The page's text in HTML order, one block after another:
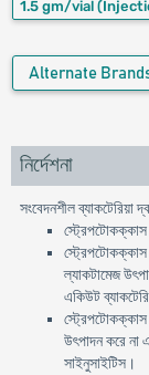
1.5 gm/vial
Alternate
নির্দেশনা
সংবেদনশীল ব্যাকটেরিয়া
স্ট্রেপটোকক্কাস
স্ট্রেপটোকক্কাস
ল্যাকটামেজ
একিউট
স্ট্রেপটোকক্কাস
উৎপাদন করে না
সাইনুসাইটিস।